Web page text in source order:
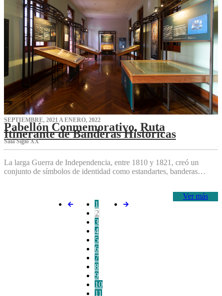
SEPTIEMBRE, 2021 A ENERO, 2022
Pabellón Conmemorativo, Ruta
Itinerante de Banderas Históricas
Sala Siglo XX
La larga Guerra de Independencia, entre 1810 y 1821, creó un
conjunto de símbolos de identidad como estandartes, banderas…
Ver más
1
2
3
4
5
6
7
8
9
10
11